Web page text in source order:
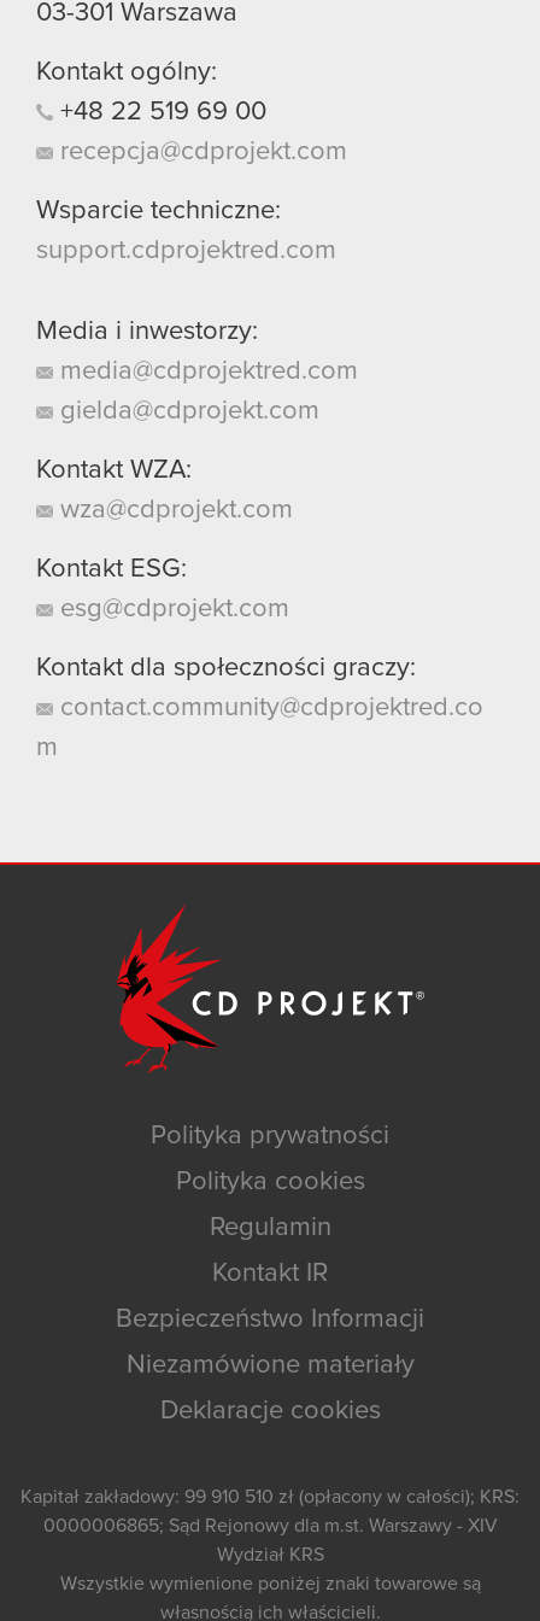
03-301 Warszawa
Kontakt ogólny:
+48 22 519 69 00
recepcja@cdprojekt.com
Wsparcie techniczne:
support.cdprojektred.com
Media i inwestorzy:
media@cdprojektred.com
gielda@cdprojekt.com
Kontakt WZA:
wza@cdprojekt.com
Kontakt ESG:
esg@cdprojekt.com
Kontakt dla społeczności graczy:
contact.community@cdprojektred.co
m
Polityka prywatności
Polityka cookies
Regulamin
Kontakt IR
Bezpieczeństwo Informacji
Niezamówione materiały
Deklaracje cookies
Kapitał zakładowy: 99 910 510 zł (opłacony w całości); KRS:
0000006865; Sąd Rejonowy dla m.st. Warszawy - XIV
Wydział KRS
Wszystkie wymienione poniżej znaki towarowe są
własnością ich właścicieli.